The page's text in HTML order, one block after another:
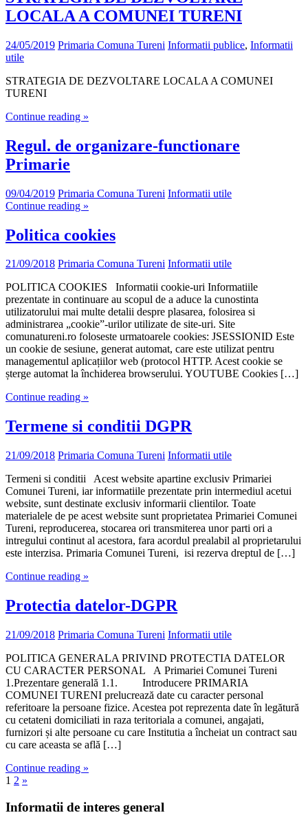
LOCALA A COMUNEI TURENI
24/05/2019 Primaria Comuna Tureni Informatii publice, Informatii
utile
STRATEGIA DE DEZVOLTARE LOCALA A COMUNEI
TURENI
Continue reading »
Regul. de organizare-functionare
Primarie
09/04/2019 Primaria Comuna Tureni Informatii utile
Continue reading »
Politica cookies
21/09/2018 Primaria Comuna Tureni Informatii utile
POLITICA COOKIES Informatii cookie-uri Informatiile
prezentate in continuare au scopul de a aduce la cunostinta
utilizatorului mai multe detalii despre plasarea, folosirea si
administrarea „cookie”-urilor utilizate de site-uri. Site
comunatureni.ro foloseste urmatoarele cookies: JSESSIONID Este
un cookie de sesiune, generat automat, care este utilizat pentru
managementul aplicațiilor web (protocol HTTP. Acest cookie se
șterge automat la închiderea browserului. YOUTUBE Cookies […]
Continue reading »
Termene si conditii DGPR
21/09/2018 Primaria Comuna Tureni Informatii utile
Termeni si conditii Acest website apartine exclusiv Primariei
Comunei Tureni, iar informatiile prezentate prin intermediul acetui
website, sunt destinate exclusiv informarii clientilor. Toate
materialele de pe acest website sunt proprietatea Primariei Comunei
Tureni, reproducerea, stocarea ori transmiterea unor parti ori a
intregului continut al acestora, fara acordul prealabil al proprietarului
este interzisa. Primaria Comunei Tureni, isi rezerva dreptul de […]
Continue reading »
Protectia datelor-DGPR
21/09/2018 Primaria Comuna Tureni Informatii utile
POLITICA GENERALA PRIVIND PROTECTIA DATELOR
CU CARACTER PERSONAL A Primariei Comunei Tureni
1.Prezentare generală 1.1. Introducere PRIMARIA
COMUNEI TURENI prelucrează date cu caracter personal
referitoare la persoane fizice. Acestea pot reprezenta date în legătură
cu cetateni domiciliati in raza teritoriala a comunei, angajati,
furnizori și alte persoane cu care Institutia a încheiat un contract sau
cu care aceasta se află […]
Continue reading »
1 2 »
Informatii de interes general